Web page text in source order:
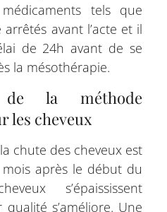
tels que
avant l’acte et il
de 24h avant de se
la mésothérapie.
la méthode
les cheveux
chute des cheveux est
après le début du
s’épaississent
s’améliore. Une